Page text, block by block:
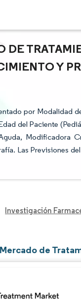
DE
Y
por Modalidad
del Paciente
Modificadora
Las Previsiones
Investigación
de